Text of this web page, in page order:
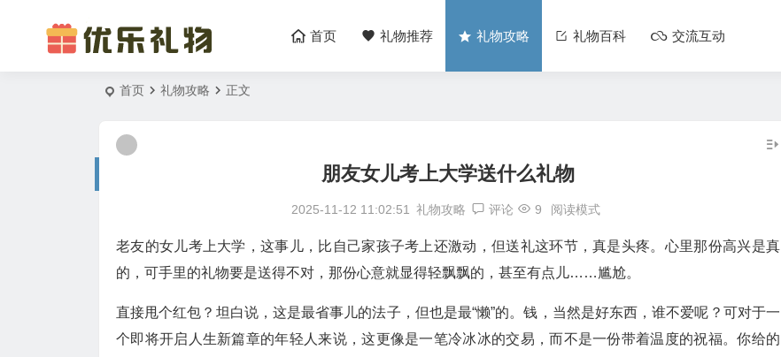
首页 礼物推荐 礼物攻略 礼物百科 交流互动
首页 礼物攻略 正文
朋友女儿考上大学送什么礼物
2025-11-12 11:02:51 礼物攻略 评论 9 阅读模式
老友的女儿考上大学，这事儿，比自己家孩子考上还激动，但送礼这环节，真是头疼。心里那份高兴是真
的，可手里的礼物要是送得不对，那份心意就显得轻飘飘的，甚至有点儿……尴尬。
直接甩个红包？坦白说，这是最省事儿的法子，但也是最“懒”的。钱，当然是好东西，谁不爱呢？可对于一
个即将开启人生新篇章的年轻人来说，这更像是一笔冷冰冰的交易，而不是一份带着温度的祝福。你给的